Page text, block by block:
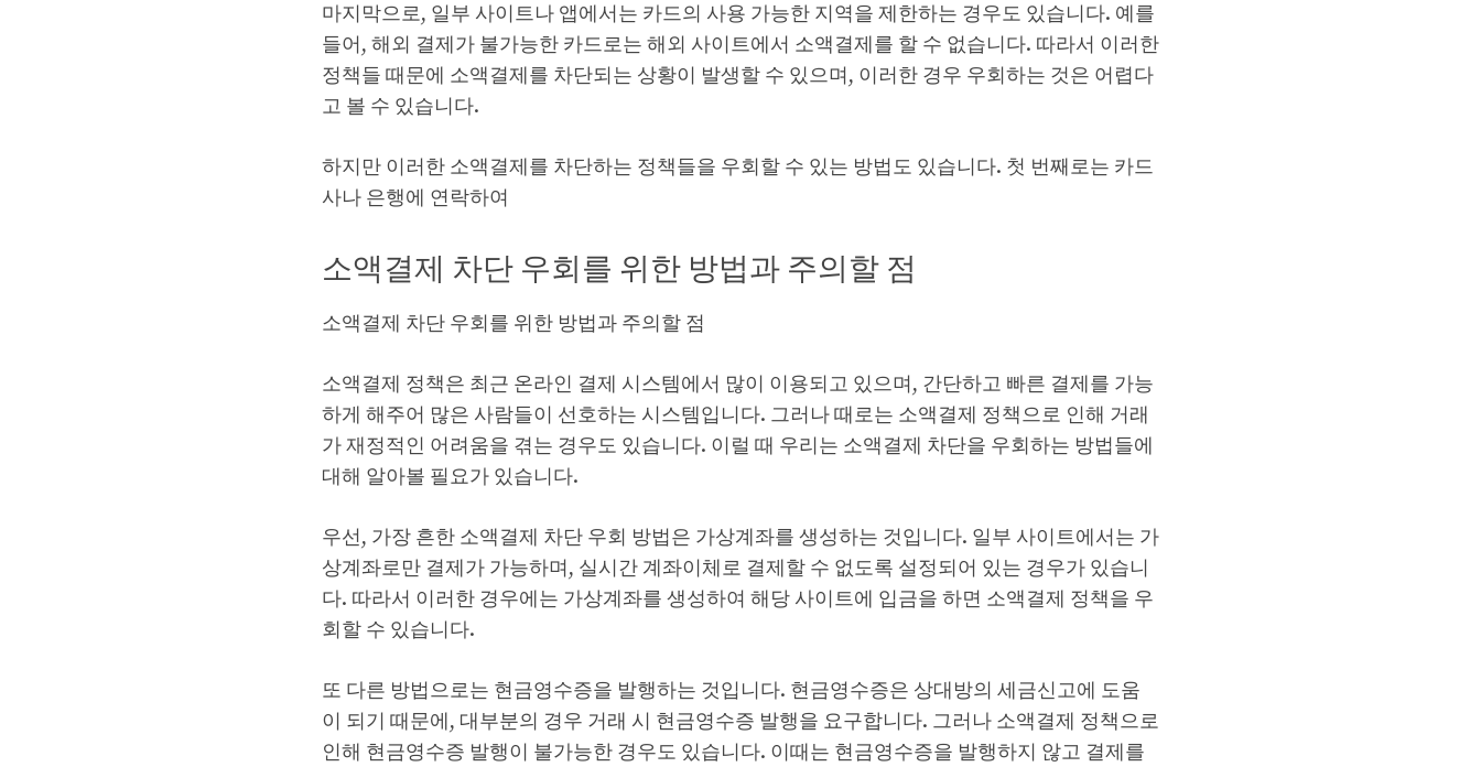
마지막으로, 일부 사이트나 앱에서는 카드의 사용 가능한 지역을 제한하는 경우도 있습니다. 예를
들어, 해외 결제가 불가능한 카드로는 해외 사이트에서 소액결제를 할 수 없습니다. 따라서 이러한
정책들 때문에 소액결제를 차단되는 상황이 발생할 수 있으며, 이러한 경우 우회하는 것은 어렵다
고 볼 수 있습니다.
하지만 이러한 소액결제를 차단하는 정책들을 우회할 수 있는 방법도 있습니다. 첫 번째로는 카드
사나 은행에 연락하여
소액결제 차단 우회를 위한 방법과 주의할 점
소액결제 차단 우회를 위한 방법과 주의할 점
소액결제 정책은 최근 온라인 결제 시스템에서 많이 이용되고 있으며, 간단하고 빠른 결제를 가능
하게 해주어 많은 사람들이 선호하는 시스템입니다. 그러나 때로는 소액결제 정책으로 인해 거래
가 재정적인 어려움을 겪는 경우도 있습니다. 이럴 때 우리는 소액결제 차단을 우회하는 방법들에
대해 알아볼 필요가 있습니다.
우선, 가장 흔한 소액결제 차단 우회 방법은 가상계좌를 생성하는 것입니다. 일부 사이트에서는 가
상계좌로만 결제가 가능하며, 실시간 계좌이체로 결제할 수 없도록 설정되어 있는 경우가 있습니
다. 따라서 이러한 경우에는 가상계좌를 생성하여 해당 사이트에 입금을 하면 소액결제 정책을 우
회할 수 있습니다.
또 다른 방법으로는 현금영수증을 발행하는 것입니다. 현금영수증은 상대방의 세금신고에 도움
이 되기 때문에, 대부분의 경우 거래 시 현금영수증 발행을 요구합니다. 그러나 소액결제 정책으로
인해 현금영수증 발행이 불가능한 경우도 있습니다. 이때는 현금영수증을 발행하지 않고 결제를